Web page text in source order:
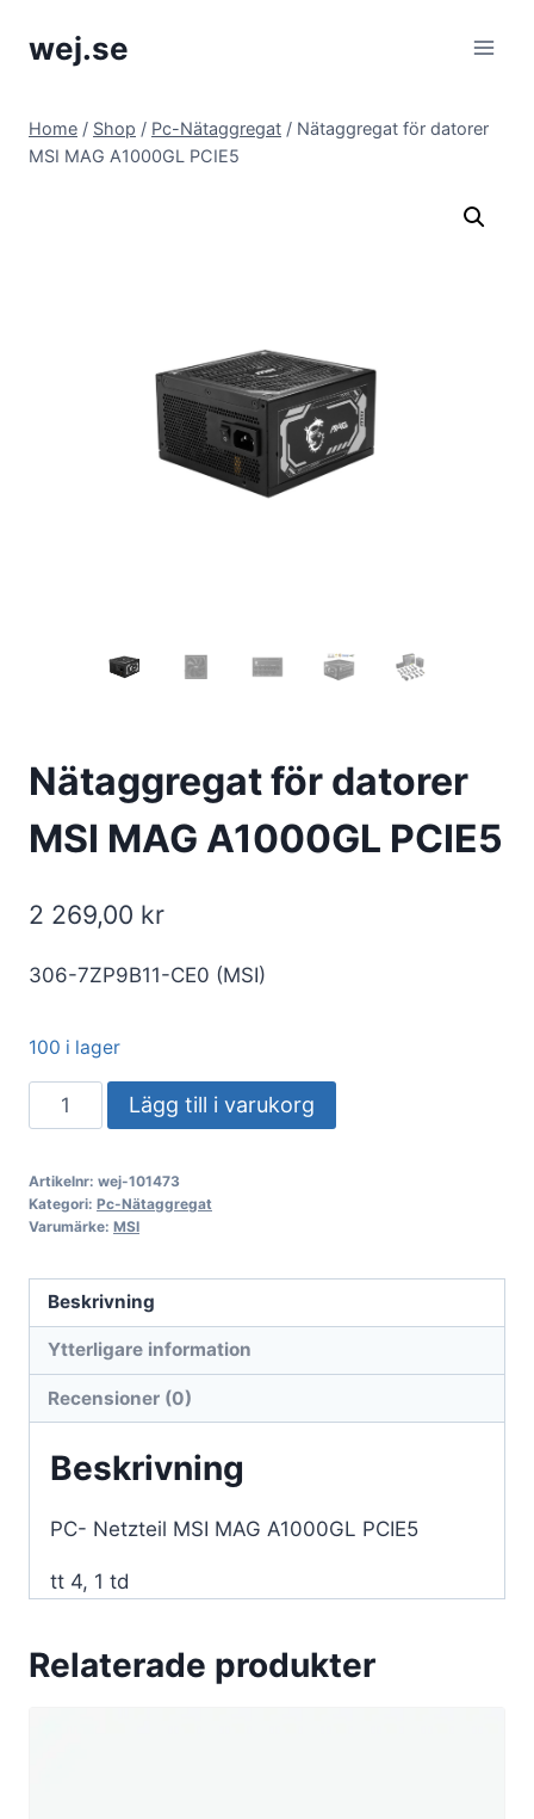
wej.se
Home / Shop / Pc-Nätaggregat / Nätaggregat för datorer
MSI MAG A1000GL PCIE5
Nätaggregat för datorer
MSI MAG A1000GL PCIE5
2 269,00 kr
306-7ZP9B11-CE0 (MSI)
100 i lager
Nätaggregat
för
MSI
MAG
PCIE5
mängd
Lägg till i varukorg
Artikelnr: wej-101473
Kategori: Pc-Nätaggregat
Varumärke: MSI
Beskrivning
Ytterligare information
Recensioner (0)
Beskrivning
PC- Netzteil MSI MAG A1000GL PCIE5
tt 4, 1 td
Relaterade produkter